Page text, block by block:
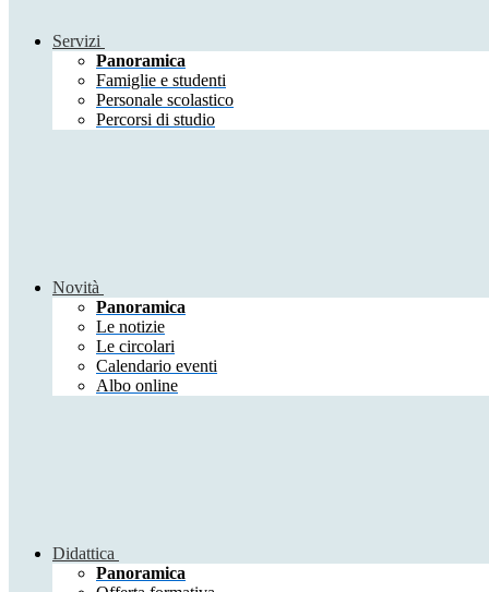
Servizi
Panoramica
Famiglie e studenti
Personale scolastico
Percorsi di studio
Novità
Panoramica
Le notizie
Le circolari
Calendario eventi
Albo online
Didattica
Panoramica